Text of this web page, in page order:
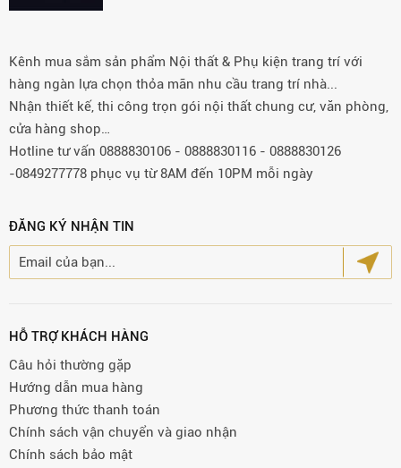
Kênh mua sắm sản phẩm Nội thất & Phụ kiện trang trí với
hàng ngàn lựa chọn thỏa mãn nhu cầu trang trí nhà...
Nhận thiết kế, thi công trọn gói nội thất chung cư, văn phòng,
cửa hàng shop…
Hotline tư vấn 0888830106 - 0888830116 - 0888830126
-0849277778 phục vụ từ 8AM đến 10PM mỗi ngày
ĐĂNG KÝ NHẬN TIN
HỖ TRỢ KHÁCH HÀNG
Câu hỏi thường gặp
Hướng dẫn mua hàng
Phương thức thanh toán
Chính sách vận chuyển và giao nhận
Chính sách bảo mật